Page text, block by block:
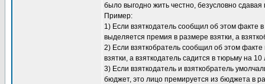
было выгодно жить честно, безусловно сдавая
Пример:
1) Если взяткодатель сообщил об этом факте
выделяется премия в размере взятки, а
2) Если взяткобратель сообщил об этом
взятки, а взяткодатель садится в тюрьму на 10
3) Если взяткодатель и взяткобратель
бюджет, это лицо премируется из бюджета в